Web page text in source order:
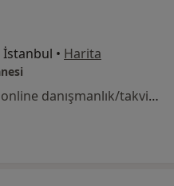
İstanbul • Harita
Bu uzman ilgili adres için online danışmanlık/takvim sunmuyor.